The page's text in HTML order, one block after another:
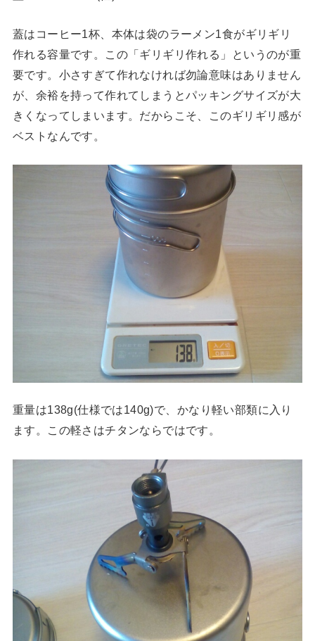
蓋はコーヒー1杯、本体は袋のラーメン1食がギリギリ
作れる容量です。この「ギリギリ作れる」というのが重
要です。小さすぎて作れなければ勿論意味はありません
が、余裕を持って作れてしまうとパッキングサイズが大
きくなってしまいます。だからこそ、このギリギリ感が
ベストなんです。
重量は138g(仕様では140g)で、かなり軽い部類に入り
ます。この軽さはチタンならではです。